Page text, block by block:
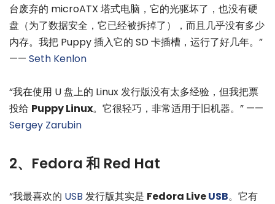
台废弃的 microATX 塔式电脑，它的光驱坏了，也没有硬
盘（为了数据安全，它已经被拆掉了），而且几乎没有多少
内存。我把 Puppy 插入它的 SD 卡插槽，运行了好几年。”
—— Seth Kenlon
“我在使用 U 盘上的 Linux 发行版没有太多经验，但我把票
投给 Puppy Linux。它很轻巧，非常适用于旧机器。” ——
Sergey Zarubin
2、Fedora 和 Red Hat
“我最喜欢的 USB 发行版其实是 Fedora LiveUSB。它有